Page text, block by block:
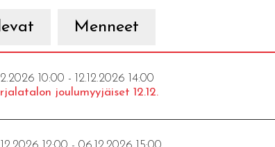
Menneet
10:00 - 12.12.2026 14:00
joulumyyjäiset 12.12.